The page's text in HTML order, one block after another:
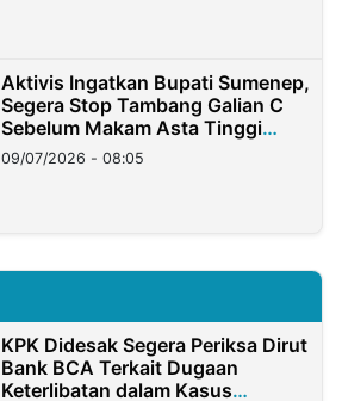
Aktivis Ingatkan Bupati Sumenep,
Segera Stop Tambang Galian C
Sebelum Makam Asta Tinggi
Longsor
09/07/2026 - 08:05
KPK Didesak Segera Periksa Dirut
Bank BCA Terkait Dugaan
Keterlibatan dalam Kasus